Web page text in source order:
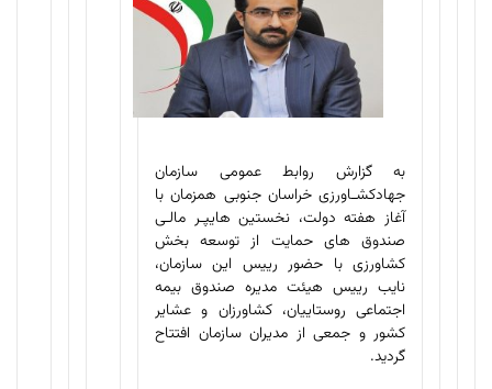
به گزارش روابط عمومی سازمان
جهادکشـاورزی خراسان جنوبی همزمان با
آغاز هفته دولت، نخستین هایپـر مالـی
صندوق­ های حمایت از توسعه بخش
کشاورزی با حضور رییس این سازمان،
نایب رییس هیئت مدیره صندوق بیمه
اجتماعی روستاییان، کشاورزان و عشایر
کشور و جمعی از مدیران سازمان افتتاح
گردید.